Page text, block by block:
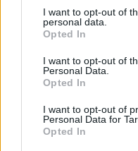
not limited to your visit or
grant or deny consent to
use your data for below
consent section.
I want to opt-out of
personal data.
Opted In
I want to opt-out of
Personal Data.
Opted In
I want to opt-out of
Personal Data for
Opted In
Financement